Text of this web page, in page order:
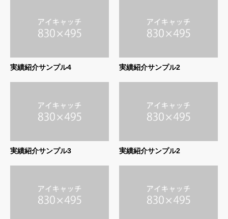
実績紹介サンプル4 実績紹介サンプル2
実績紹介サンプル3 実績紹介サンプル2